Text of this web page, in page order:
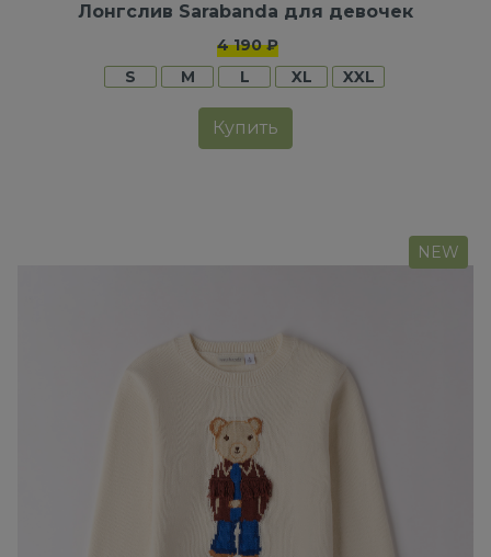
Лонгслив Sarabanda для девочек
4 190 ₽
S
M L XL XXL
Купить
NEW